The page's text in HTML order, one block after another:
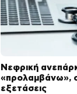
Νεφρική
«προλαμβάνω»,
εξετάσεις